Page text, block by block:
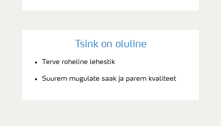
Tsink on oluline
Terve roheline lehestik
Suurem mugulate saak ja parem kvaliteet